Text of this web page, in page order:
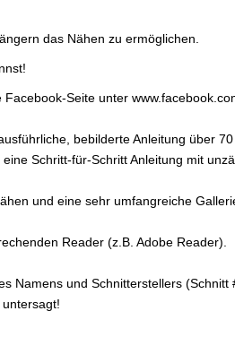
das Nähen zu ermöglichen.
Seite unter
bebilderte Anleitung über
Schritt-für-Schritt Anleitung mit
und eine sehr umfangreiche
Reader (z.B. Adobe Reader).
Namens und Schnitterstellers